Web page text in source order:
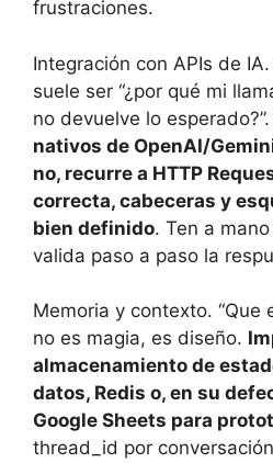
frustraciones.
Integración con APIs de
suele ser “¿por qué mi
no devuelve lo esperado?”.
nativos de OpenAI/
no, recurre a HTTP
correcta, cabeceras y
bien definido. Ten a
valida paso a paso la
Memoria y contexto. “Que
no es magia, es diseño.
almacenamiento de
datos, Redis o, en su
Google Sheets para
thread_id por